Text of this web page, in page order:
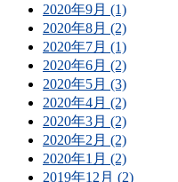
2020年9月 (1)
2020年8月 (2)
2020年7月 (1)
2020年6月 (2)
2020年5月 (3)
2020年4月 (2)
2020年3月 (2)
2020年2月 (2)
2020年1月 (2)
2019年12月 (2)